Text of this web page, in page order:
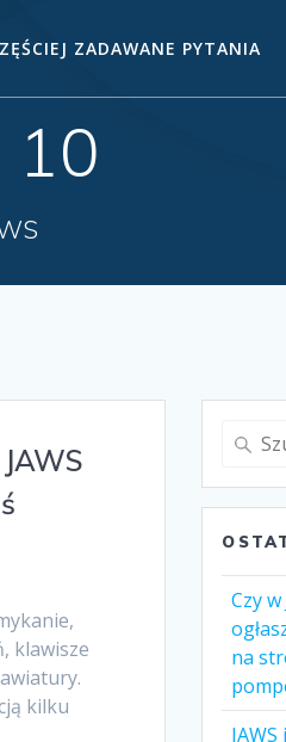
ZADAWANE PYTANIA
klawisze
kilku
Czy w
na